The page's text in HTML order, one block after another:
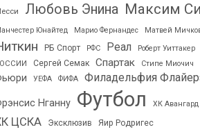
Любовь Энина Максим
Юнайтед Марио Фернандес Матвей
РБ Спорт РФС Реал Роберт Уиттакер
Сергей Семак Спартак Стипе Миочич
УЕФА ФИФА Филадельфия
Нганну Футбол ХК Авангард
ЦСКА Эксклюзив Яир Родригес